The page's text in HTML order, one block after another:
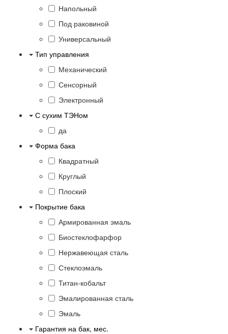
Напольный
Под раковиной
Универсальный
Тип управления
Механический
Сенсорный
Электронный
С сухим ТЭНом
да
Форма бака
Квадратный
Круглый
Плоский
Покрытие бака
Армированная эмаль
Биостеклофарфор
Нержавеющая сталь
Стеклоэмаль
Титан-кобальт
Эмалированная сталь
Эмаль
Гарантия на бак, мес.